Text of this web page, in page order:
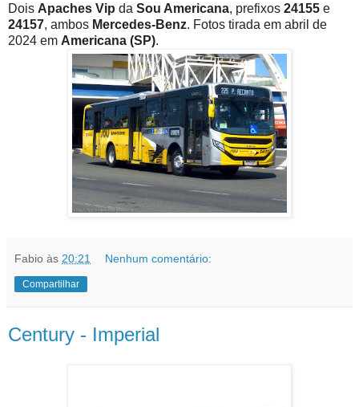
Dois Apaches Vip da Sou Americana, prefixos 24155 e
24157, ambos Mercedes-Benz. Fotos tirada em abril de
2024 em Americana (SP).
Fabio às 20:21 Nenhum comentário:
Compartilhar
Century - Imperial